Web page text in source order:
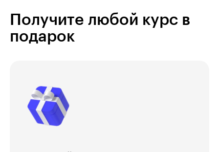
Получите любой курс в
подарок